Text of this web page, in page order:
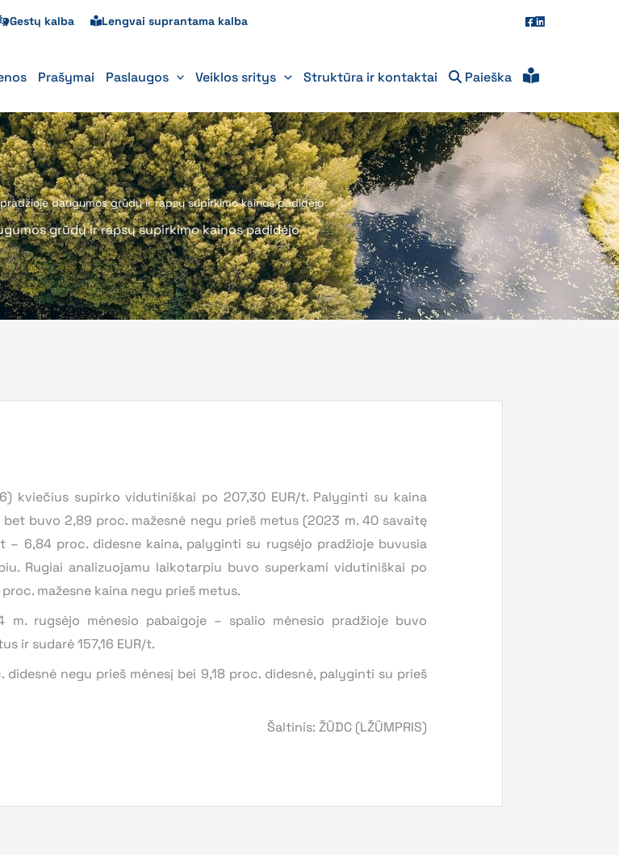
Gestų kalba Lengvai suprantama kalba
Prašymai Paslaugos Veiklos sritys Struktūra ir kontaktai Paieška
daugumos grūdų ir rapsų supirkimo kainos padidėjo
grūdų ir rapsų supirkimo kainos padidėjo
kviečius supirko vidutiniškai po 207,30 EUR/t. Palyginti su kaina
buvo 2,89 proc. mažesnė negu prieš metus (2023 m. 40 savaitę
– 6,84 proc. didesne kaina, palyginti su rugsėjo pradžioje buvusia
Rugiai analizuojamu laikotarpiu buvo superkami vidutiniškai po
mažesne kaina negu prieš metus.
rugsėjo mėnesio pabaigoje – spalio mėnesio pradžioje buvo
ir sudarė 157,16 EUR/t.
negu prieš mėnesį bei 9,18 proc. didesnė, palyginti su prieš
Šaltinis: ŽŪDC (LŽŪMPRIS)